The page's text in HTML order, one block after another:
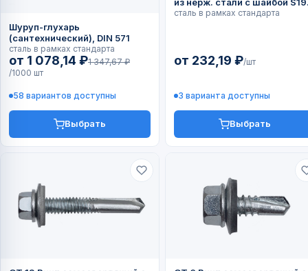
Шуруп-глухарь
(сантехнический), DIN 571
сталь в рамках стандарта
от 1 078,14 ₽1 347,67 ₽
/1000 шт
58 вариантов доступны
Выбрать
из нерж. стали с шайбой S19 и
прокладкой EPDM GTX 12 SP
сталь в рамках стандарта
от 232,19 ₽/шт
3 варианта доступны
Выбрать